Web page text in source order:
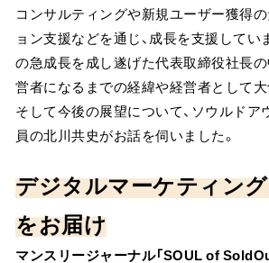
コンサルティングや新規ユーザー獲得
ョン支援などを通じ、成長を支援してい
の急成長を成し遂げた代表取締役社長の
営者になるまでの経緯や経営者として大
そして今後の展望について、ソウルド
員の北川共史がお話を伺いました。
デジタルマーケティン
をお届け
マンスリージャーナル「SOUL of